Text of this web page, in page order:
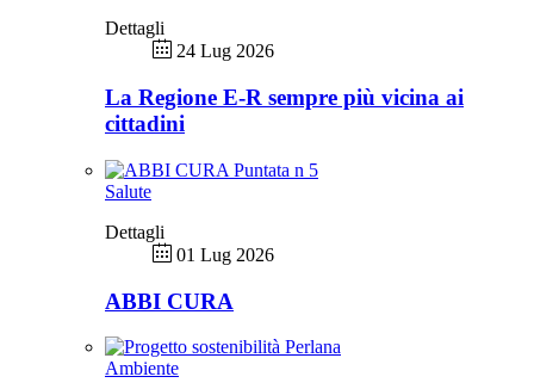
Dettagli
24 Lug 2026
La Regione E-R sempre più vicina ai
cittadini
Salute
Dettagli
01 Lug 2026
ABBI CURA
Ambiente